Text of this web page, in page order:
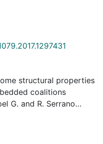
structural properties
coalitions
G. and R. Serrano
and Externalities in the
to the basis they